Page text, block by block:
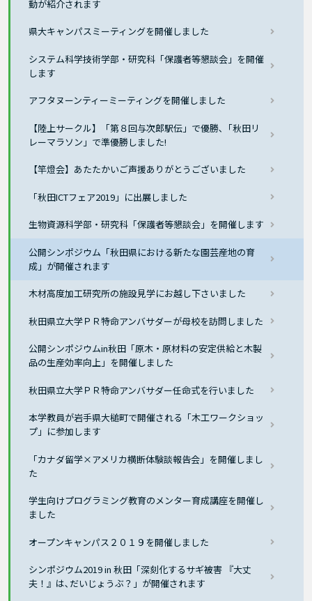
動が紹介されます
県大キャンパスミーティングを開催しました
システム科学技術学部・研究科「保護者等懇談会」を開催
します
アフタヌーンティーミーティングを開催しました
【陸上サークル】「第８回与次郎駅伝」で優勝､「秋田リ
レーマラソン」で準優勝しました!
【竿燈会】あたたかいご声援ありがとうございました
「秋田ICTフェア2019」に出展しました
生物資源科学部・研究科「保護者等懇談会」を開催します
公開シンポジウム「秋田県における新たな園芸産地の育
成」が開催されます
木材高度加工研究所の施設見学にお越し下さいました
秋田県立大学ＰＲ特命アンバサダーが母校を訪問しました
公開シンポジウムin秋田「原木・原材料の安定供給と木製
品の生産効率向上」を開催しました
秋田県立大学ＰＲ特命アンバサダー任命式を行いました
本学教員が岩手県大槌町で開催される「木工ワークショッ
プ」に参加します
「カナダ留学×アメリカ横断体験談報告会」を開催しまし
た
学生向けプログラミング教育のメンター育成講座を開催し
ました
オープンキャンパス２０１９を開催しました
シンポジウム2019 in 秋田「深刻化するサギ被害 『大丈
夫！』は､だいじょうぶ？」が開催されます